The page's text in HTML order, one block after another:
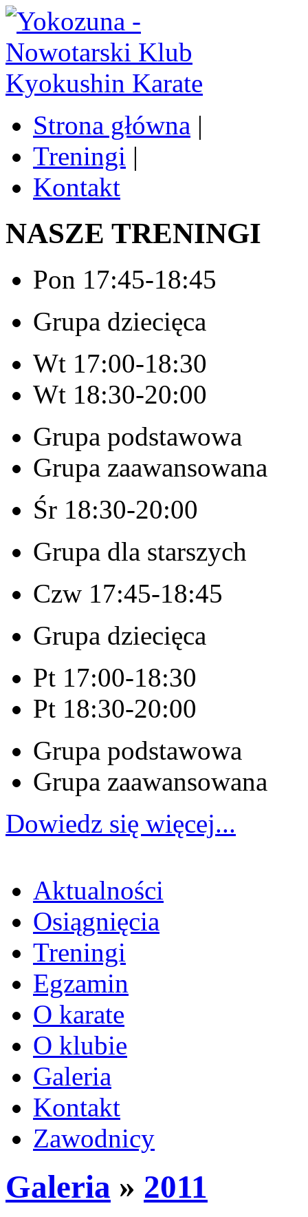
Strona główna |
Treningi |
Kontakt
NASZE TRENINGI
Pon 17:45-18:45
Grupa dziecięca
Wt 17:00-18:30
Wt 18:30-20:00
Grupa podstawowa
Grupa zaawansowana
Śr 18:30-20:00
Grupa dla starszych
Czw 17:45-18:45
Grupa dziecięca
Pt 17:00-18:30
Pt 18:30-20:00
Grupa podstawowa
Grupa zaawansowana
Dowiedz się więcej...
Aktualności
Osiągnięcia
Treningi
Egzamin
O karate
O klubie
Galeria
Kontakt
Zawodnicy
Galeria » 2011